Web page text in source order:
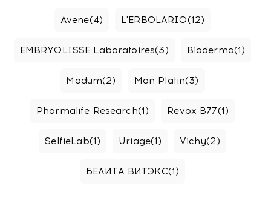
Avene(4) L'ERBOLARIO(12)
EMBRYOLISSE Laboratoires(3) Bioderma(1)
Modum(2) Mon Platin(3)
Pharmalife Research(1) Revox B77(1)
SelfieLab(1) Uriage(1) Vichy(2)
БЕЛИТА ВИТЭКС(1)